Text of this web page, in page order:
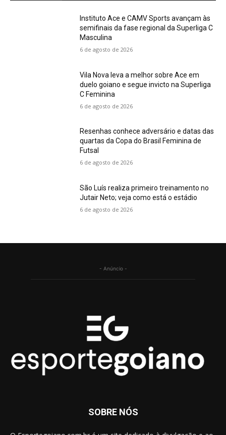
Instituto Ace e CAMV Sports avançam às
semifinais da fase regional da Superliga C
Masculina
6 de agosto de 2026
Vila Nova leva a melhor sobre Ace em
duelo goiano e segue invicto na Superliga
C Feminina
6 de agosto de 2026
Resenhas conhece adversário e datas das
quartas da Copa do Brasil Feminina de
Futsal
6 de agosto de 2026
São Luís realiza primeiro treinamento no
Jutair Neto; veja como está o estádio
6 de agosto de 2026
- Anúncio -
SOBRE NÓS